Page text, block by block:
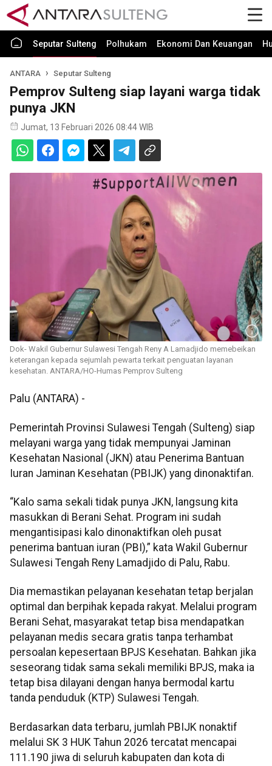
Seputar Sulteng Polhukam Ekonomi Dan Keuangan
ANTARA Seputar Sulteng
Pemprov Sulteng siap layani warga tidak
punya JKN
Jumat, 13 Februari 2026 08:44 WIB
Dok- Wakil Gubernur Sulawesi Tengah Reny A Lamadjido memebeikan
keterangan kepada sejumlah pewarta terkait penguatan layanan
kesehatan. ANTARA/HO-Humas Pemprov Sulteng
Palu (ANTARA) -
Pemerintah Provinsi Sulawesi Tengah (Sulteng) siap
melayani warga yang tidak mempunyai Jaminan
Kesehatan Nasional (JKN) atau Penerima Bantuan
Iuran Jaminan Kesehatan (PBIJK) yang dinonaktifan.
“Kalo sama sekali tidak punya JKN, langsung kita
masukkan di Berani Sehat. Program ini sudah
mengantisipasi kalo dinonaktifkan oleh pusat
penerima bantuan iuran (PBI),” kata Wakil Gubernur
Sulawesi Tengah Reny Lamadjido di Palu, Rabu.
Dia memastikan pelayanan kesehatan tetap berjalan
optimal dan berpihak kepada rakyat. Melalui program
Berani Sehat, masyarakat tetap bisa mendapatkan
pelayanan medis secara gratis tanpa terhambat
persoalan kepesertaan BPJS Kesehatan. Bahkan jika
seseorang tidak sama sekali memiliki BPJS, maka ia
tetap bisa dilayani dengan hanya bermodal kartu
tanda penduduk (KTP) Sulawesi Tengah.
Berdasarkan data terbaru, jumlah PBIJK nonaktif
melalui SK 3 HUK Tahun 2026 tercatat mencapai
111.190 jiwa di seluruh kabupaten dan kota di